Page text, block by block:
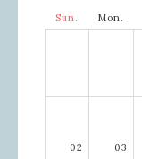
Sun. Mon.
02 03